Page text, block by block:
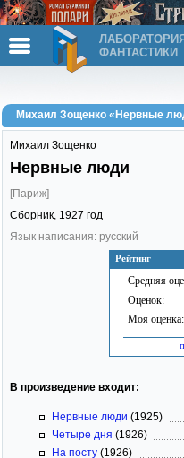
ЛАБОРАТОРИЯ
ФАНТАСТИКИ
Михаил Зощенко «Нервные
Рейтинг
Средняя
Оценок:
Моя оценка:
Михаил Зощенко
Нервные люди
[Париж]
Сборник, 1927 год
Язык написания: русский
В произведение входит:
Нервные люди (1925)
Четыре дня (1926)
На посту (1926)